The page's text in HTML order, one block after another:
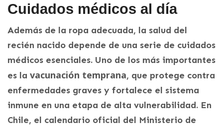
Cuidados médicos al día
Además de la ropa adecuada, la salud del
recién nacido depende de una serie de cuidados
médicos esenciales. Uno de los más importantes
es la vacunación temprana, que protege contra
enfermedades graves y fortalece el sistema
inmune en una etapa de alta vulnerabilidad. En
Chile, el calendario oficial del Ministerio de